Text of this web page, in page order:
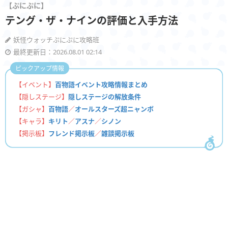
【ぷにぷに】
テング・ザ・ナインの評価と入手方法
妖怪ウォッチぷにぷに攻略班
最終更新日：2026.08.01 02:14
【イベント】 百物語イベント攻略情報まとめ
【隠しステージ】 隠しステージの解放条件
【ガシャ】 百物語／オールスターズ超ニャンボ
【キャラ】 キリト／アスナ／シノン
【掲示板】 フレンド掲示板／雑談掲示板
ピックアップ情報